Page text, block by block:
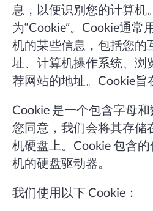
息，以便识别您的计算机
为“Cookie”。Cookie通常
机的某些信息，包括您的
址、计算机操作系统、浏
荐网站的地址。Cookie旨
Cookie 是一个包含字母
您同意，我们会将其存储
机硬盘上。Cookie 包含
机的硬盘驱动器。
我们使用以下 Cookie：